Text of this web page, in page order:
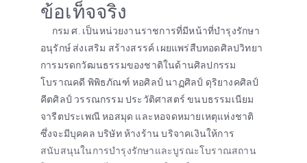
ข้อเท็จจริง
กรม ศ. เป็นหน่วยงานราชการที่มีหน้าที่บำรุงรักษา
อนุรักษ์ ส่งเสริม สร้างสรรค์ เผยแพร่สืบทอดศิลปวิทยา
การมรดกวัฒนธรรมของชาติในด้านศิลปกรรม
โบราณคดี พิพิธภัณฑ์ หอศิลป์ นาฏศิลป์ ดุริยางคศิลป์
คีตศิลป์ วรรณกรรม ประวัติศาสตร์ ขนบธรรมเนียม
จารีตประเพณี หอสมุด และหอจดหมายเหตุแห่งชาติ
ซึ่งจะมีบุคคล บริษัท ห้างร้าน บริจาคเงินให้การ
สนับสนุนในการบำรุงรักษาและบูรณะโบราณสถาน